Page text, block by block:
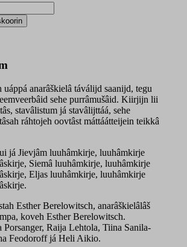
anarâškielâ táválijd saanijd, tegu
sehe purrâmušâid. Kiirjijn lii
stavâlistum já stavâlijttáá, sehe
ráhtojeh oovtâst máttáátteijein teikkâ
já Jievjâm luuhâmkirje, luuhâmkirje
Siemâ luuhâmkirje, luuhâmkirje
Eljas luuhâmkirje, luuhâmkirje
Esther Berelowitsch, anarâškielâlâš
koveh Esther Berelowitsch.
Raija Lehtola, Tiina Sanila-
Feodoroff já Heli Aikio.